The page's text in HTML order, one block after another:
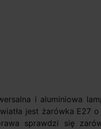
i aluminiowa
jest żarówka E27
sprawdzi się